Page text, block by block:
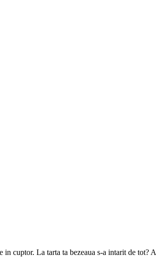
cuptor. La tarta ta bezeaua s-a intarit de tot?